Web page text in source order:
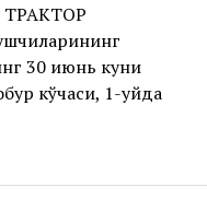
30 июнь куни
кўчаси, 1-уйда